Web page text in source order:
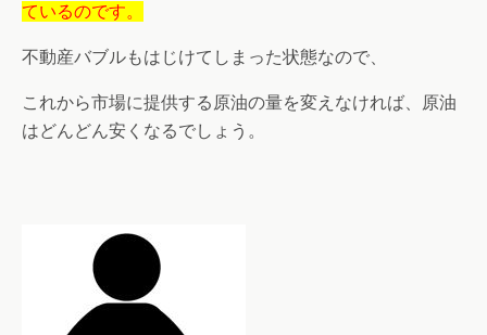
ているのです。
不動産バブルもはじけてしまった状態なので、
これから市場に提供する原油の量を変えなければ、原油
はどんどん安くなるでしょう。